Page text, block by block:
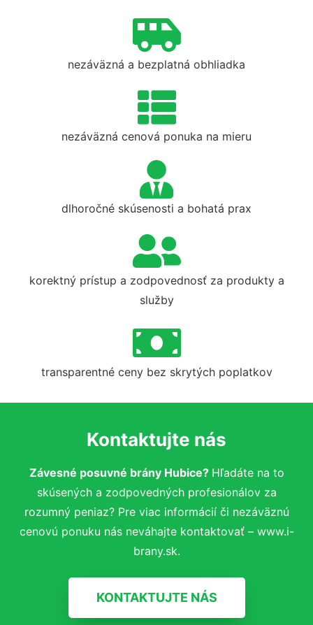
nezáväzná a bezplatná obhliadka
nezáväzná cenová ponuka na mieru
dlhoročné skúsenosti a bohatá prax
korektný prístup a zodpovednosť za produkty a
služby
transparentné ceny bez skrytých poplatkov
Kontaktujte nás
Závesné posuvné brány Hubice? Hľadáte na to
skúsených a zodpovedných profesionálov za
rozumný peniaz? Pre viac informácií či nezáväznú
cenovú ponuku nás neváhajte kontaktovať – www.i-
brany.sk.
KONTAKTUJTE NÁS